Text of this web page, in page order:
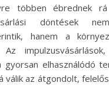
többen ébrednek
döntések
hanem a
gyorsan elhasználódó
válik az átgondolt,